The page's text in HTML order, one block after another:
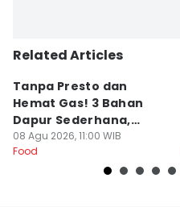
Related Articles
Tanpa Presto dan
Hemat Gas! 3 Bahan
Dapur Sederhana,
Daging Sapi Empuk
Dalam 15 Menit
08 Agu 2026, 11:00 WIB
Food